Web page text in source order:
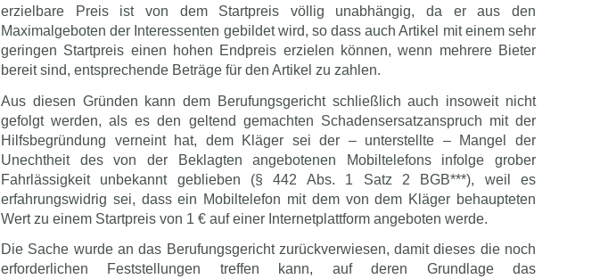
erzielbare Preis ist von dem Startpreis völlig unabhängig, da er aus den
Maximalgeboten der Interessenten gebildet wird, so dass auch Artikel mit einem sehr
geringen Startpreis einen hohen Endpreis erzielen können, wenn mehrere Bieter
bereit sind, entsprechende Beträge für den Artikel zu zahlen.
Aus diesen Gründen kann dem Berufungsgericht schließlich auch insoweit nicht
gefolgt werden, als es den geltend gemachten Schadensersatzanspruch mit der
Hilfsbegründung verneint hat, dem Kläger sei der – unterstellte – Mangel der
Unechtheit des von der Beklagten angebotenen Mobiltelefons infolge grober
Fahrlässigkeit unbekannt geblieben (§ 442 Abs. 1 Satz 2 BGB***), weil es
erfahrungswidrig sei, dass ein Mobiltelefon mit dem von dem Kläger behaupteten
Wert zu einem Startpreis von 1 € auf einer Internetplattform angeboten werde.
Die Sache wurde an das Berufungsgericht zurückverwiesen, damit dieses die noch
erforderlichen Feststellungen treffen kann, auf deren Grundlage das